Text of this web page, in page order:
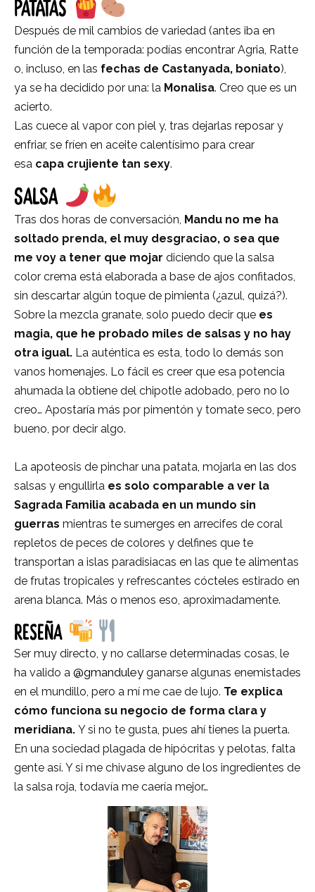
PATATAS
Después de mil cambios de variedad (antes iba en
función de la temporada: podías encontrar Agria, Ratte
o, incluso, en las fechas de Castanyada, boniato),
ya se ha decidido por una: la Monalisa. Creo que es un
acierto.
Las cuece al vapor con piel y, tras dejarlas reposar y
enfriar, se fríen en aceite calentísimo para crear
esa capa crujiente tan sexy.
SALSA
Tras dos horas de conversación, Mandu no me ha
soltado prenda, el muy desgraciao, o sea que
me voy a tener que mojar diciendo que la salsa
color crema está elaborada a base de ajos confitados,
sin descartar algún toque de pimienta (¿azul, quizá?).
Sobre la mezcla granate, solo puedo decir que es
magia, que he probado miles de salsas y no hay
otra igual. La auténtica es esta, todo lo demás son
vanos homenajes. Lo fácil es creer que esa potencia
ahumada la obtiene del chipotle adobado, pero no lo
creo… Apostaría más por pimentón y tomate seco, pero
bueno, por decir algo.
La apoteosis de pinchar una patata, mojarla en las dos
salsas y engullirla es solo comparable a ver la
Sagrada Familia acabada en un mundo sin
guerras mientras te sumerges en arrecifes de coral
repletos de peces de colores y delfines que te
transportan a islas paradisiacas en las que te alimentas
de frutas tropicales y refrescantes cócteles estirado en
arena blanca. Más o menos eso, aproximadamente.
RESEÑA
Ser muy directo, y no callarse determinadas cosas, le
ha valido a @gmanduley ganarse algunas enemistades
en el mundillo, pero a mí me cae de lujo. Te explica
cómo funciona su negocio de forma clara y
meridiana. Y si no te gusta, pues ahí tienes la puerta.
En una sociedad plagada de hipócritas y pelotas, falta
gente así. Y si me chivase alguno de los ingredientes de
la salsa roja, todavía me caería mejor…